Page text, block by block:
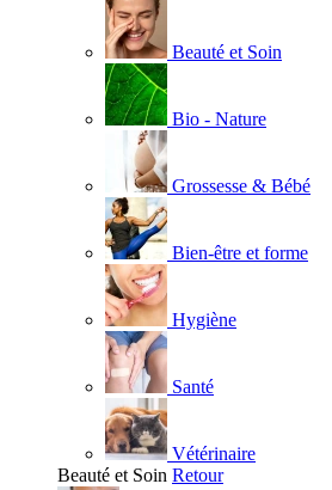
Beauté et Soin
Bio - Nature
Grossesse & Bébé
Bien-être et forme
Hygiène
Santé
Vétérinaire
Beauté et Soin Retour